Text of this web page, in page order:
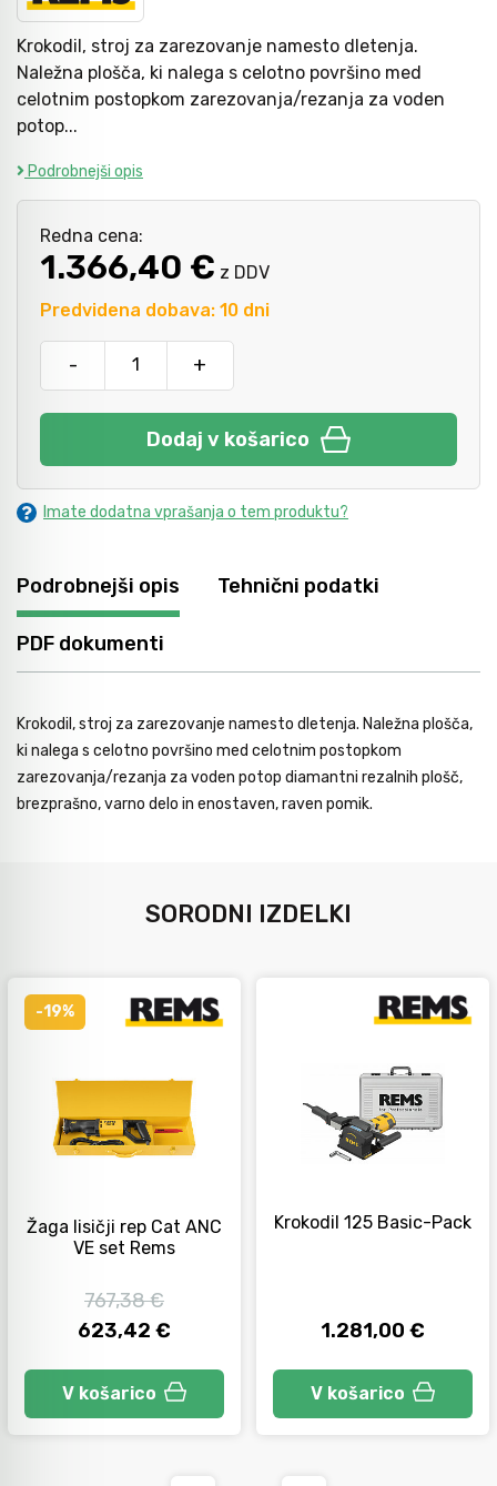
Krokodil, stroj za zarezovanje namesto dletenja.
Naležna plošča, ki nalega s celotno površino med
celotnim postopkom zarezovanja/rezanja za voden
potop...
Podrobnejši opis
Predvidena dobava: 10 dni
Redna cena:
1.366,40 € z DDV
- +
Dodaj v košarico
Imate dodatna vprašanja o tem produktu?
Podrobnejši opis Tehnični podatki
PDF dokumenti
Krokodil, stroj za zarezovanje namesto dletenja. Naležna plošča,
ki nalega s celotno površino med celotnim postopkom
zarezovanja/rezanja za voden potop diamantni rezalnih plošč,
brezprašno, varno delo in enostaven, raven pomik.
SORODNI IZDELKI
-19%
Žaga lisičji rep Cat ANC
VE set Rems
767,38 €
623,42 €
V košarico
Krokodil 125 Basic-Pack
1.281,00 €
V košarico
Kladiva
Škarje, noži in žage
Zaščitna oprema
Svetila
Avtomobilsko orodje
Inštalatersko orodje
Krivilci cevi
Razno
Tesarsko orodje
Neiskreče orodje
Mazanje